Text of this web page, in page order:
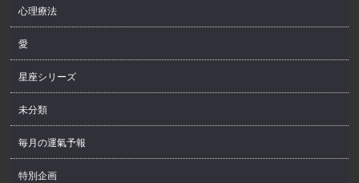
心理療法
愛
星座シリーズ
未分類
毎月の運氣予報
特別企画